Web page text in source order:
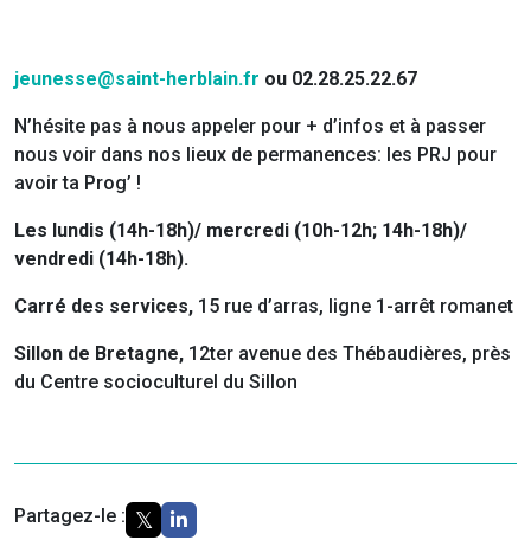
jeunesse@saint-herblain.fr ou 02.28.25.22.67
N’hésite pas à nous appeler pour + d’infos et à passer
nous voir dans nos lieux de permanences: les PRJ pour
avoir ta Prog’ !
Les lundis (14h-18h)/ mercredi (10h-12h; 14h-18h)/
vendredi (14h-18h).
Carré des services, 15 rue d’arras, ligne 1-arrêt romanet
Sillon de Bretagne, 12ter avenue des Thébaudières, près
du Centre socioculturel du Sillon
Partagez-le :